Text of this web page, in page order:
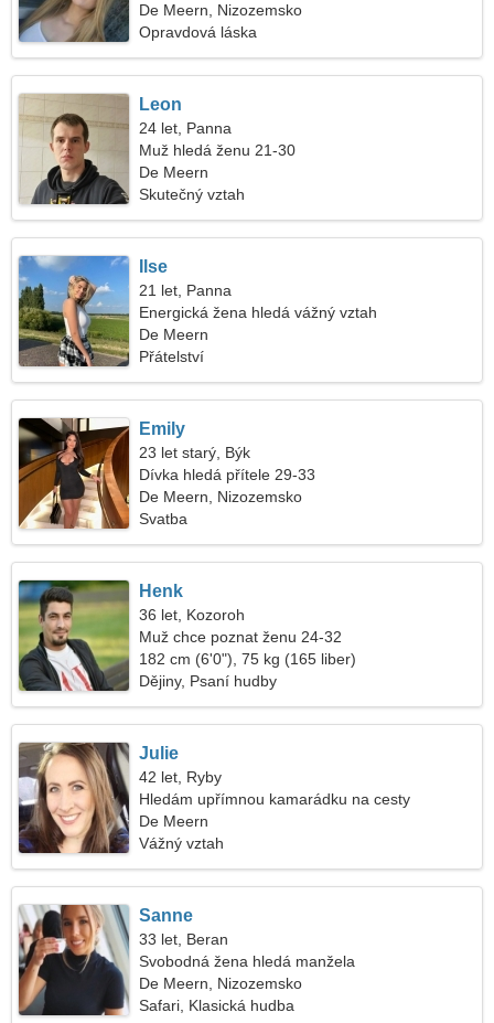
De Meern, Nizozemsko
Opravdová láska
Leon
24 let, Panna
Muž hledá ženu 21-30
De Meern
Skutečný vztah
Ilse
21 let, Panna
Energická žena hledá vážný vztah
De Meern
Přátelství
Emily
23 let starý, Býk
Dívka hledá přítele 29-33
De Meern, Nizozemsko
Svatba
Henk
36 let, Kozoroh
Muž chce poznat ženu 24-32
182 cm (6'0"), 75 kg (165 liber)
Dějiny, Psaní hudby
Julie
42 let, Ryby
Hledám upřímnou kamarádku na cesty
De Meern
Vážný vztah
Sanne
33 let, Beran
Svobodná žena hledá manžela
De Meern, Nizozemsko
Safari, Klasická hudba